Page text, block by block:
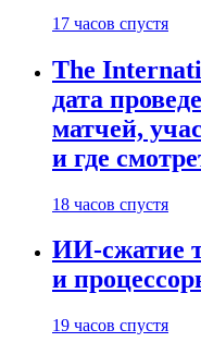
17 часов спустя
The
дата
матчей,
и где
18 часов спустя
ИИ-сжатие
и
19 часов спустя